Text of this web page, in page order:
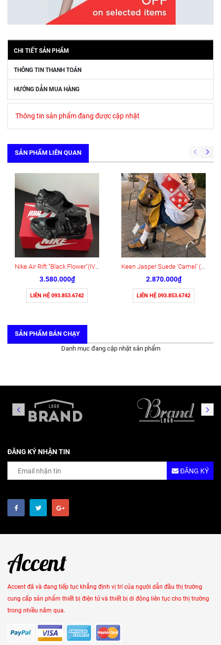
CHI TIẾT SẢN PHẨM
THÔNG TIN THANH TOÁN
HƯỚNG DẪN MUA HÀNG
Thông tin sản phẩm đang được cập nhật
SẢN PHẨM LIÊN QUAN
Nike Air Rift "Black Flower"(IV5682-001)
3.580.000₫
LIÊN HỆ 093.853.6742
Keen Jasper Suede ‘Camel’ (1004337)
2.870.000₫
LIÊN HỆ 093.853.6742
SẢN PHẨM BÁN CHẠY
Danh mục đang cập nhật sản phẩm
ĐĂNG KÝ NHẬN TIN
ĐĂNG KÝ
Accent đã và đang tiếp tục khẳng định vị trí của người dẫn đầu thị trường
cung cấp sản phẩm thiết bị điện tử và thiết bị di động liên tục cho thị trường
trong nhiều năm qua.